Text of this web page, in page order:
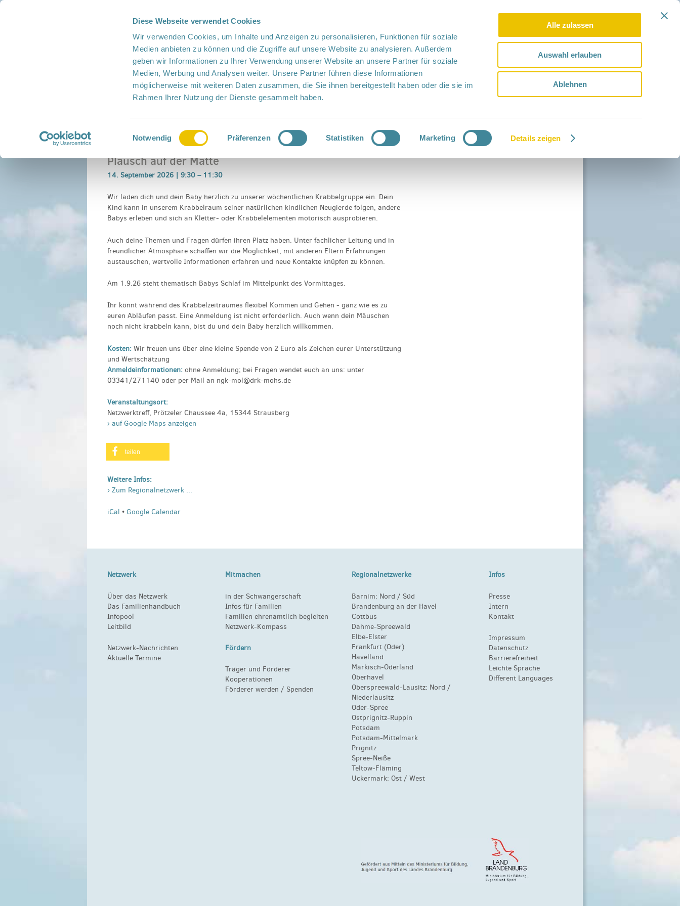
Diese Webseite verwendet Cookies
Wir verwenden Cookies, um Inhalte und Anzeigen zu personalisieren, Funktionen für soziale
Medien anbieten zu können und die Zugriffe auf unsere Website zu analysieren. Außerdem
geben wir Informationen zu Ihrer Verwendung unserer Website an unsere Partner für soziale
Medien, Werbung und Analysen weiter. Unsere Partner führen diese Informationen
möglicherweise mit weiteren Daten zusammen, die Sie ihnen bereitgestellt haben oder die sie im
Rahmen Ihrer Nutzung der Dienste gesammelt haben.
Einwilligungsauswahl
Notwendig Präferenzen Statistiken Marketing Details zeigen
Alle zulassen
Auswahl erlauben
Ablehnen
Intern Netzwerk-Kompass Leichte Sprache
Termine
Plausch auf der Matte
Plausch auf der Matte
14. September 2026 | 9:30 – 11:30
Wir laden dich und dein Baby herzlich zu unserer wöchentlichen Krabbelgruppe ein. Dein
Kind kann in unserem Krabbelraum seiner natürlichen kindlichen Neugierde folgen, andere
Babys erleben und sich an Kletter- oder Krabbelelementen motorisch ausprobieren.
Auch deine Themen und Fragen dürfen ihren Platz haben. Unter fachlicher Leitung und in
freundlicher Atmosphäre schaffen wir die Möglichkeit, mit anderen Eltern Erfahrungen
austauschen, wertvolle Informationen erfahren und neue Kontakte knüpfen zu können.
Am 1.9.26 steht thematisch Babys Schlaf im Mittelpunkt des Vormittages.
Ihr könnt während des Krabbelzeitraumes flexibel Kommen und Gehen - ganz wie es zu
euren Abläufen passt. Eine Anmeldung ist nicht erforderlich. Auch wenn dein Mäuschen
noch nicht krabbeln kann, bist du und dein Baby herzlich willkommen.
Kosten: Wir freuen uns über eine kleine Spende von 2 Euro als Zeichen eurer Unterstützung
und Wertschätzung
Anmeldeinformationen: ohne Anmeldung; bei Fragen wendet euch an uns: unter
03341/271140 oder per Mail an ngk-mol@drk-mohs.de
Veranstaltungsort:
Netzwerktreff, Prötzeler Chaussee 4a, 15344 Strausberg
› auf Google Maps anzeigen
teilen
Weitere Infos:
› Zum Regionalnetzwerk ...
iCal • Google Calendar
Netzwerk
Über das Netzwerk
Das Familienhandbuch
Infopool
Leitbild
Netzwerk-Nachrichten
Aktuelle Termine
Mitmachen
in der Schwangerschaft
Infos für Familien
Familien ehrenamtlich begleiten
Netzwerk-Kompass
Fördern
Träger und Förderer
Kooperationen
Förderer werden / Spenden
Regionalnetzwerke
Barnim: Nord / Süd
Brandenburg an der Havel
Cottbus
Dahme-Spreewald
Elbe-Elster
Frankfurt (Oder)
Havelland
Märkisch-Oderland
Oberhavel
Oberspreewald-Lausitz: Nord /
Niederlausitz
Oder-Spree
Ostprignitz-Ruppin
Potsdam
Potsdam-Mittelmark
Prignitz
Spree-Neiße
Teltow-Fläming
Uckermark:Ost /West
Infos
Presse
Intern
Kontakt
Impressum
Datenschutz
Barrierefreiheit
Leichte Sprache
Different Languages